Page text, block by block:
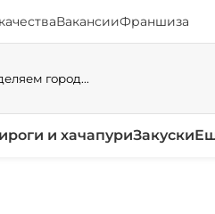
ВакансииФраншиза
город...
и хачапуриЗакуски